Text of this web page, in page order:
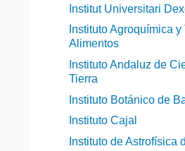
Institut Universitari
Instituto Agroquímica
Alimentos
Instituto Andaluz de
Tierra
Instituto Botánico de
Instituto Cajal
Instituto de Astrofísica